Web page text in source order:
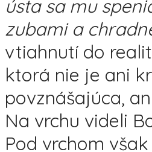
ústa sa mu
zubami a
vtiahnutí do
ktorá nie je ani
povznášajúca,
Na vrchu videli
Pod vrchom